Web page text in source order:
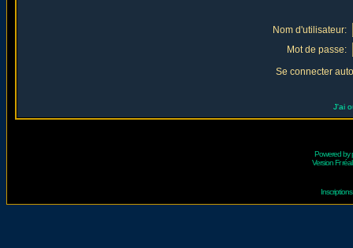
Nom d'utilisateur:
Mot de passe:
Se connecter
J'ai
Powered by
Version Fr